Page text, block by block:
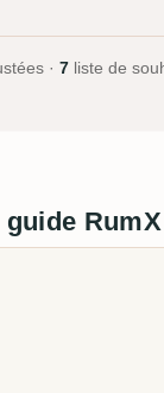
· 7 liste de
RumX